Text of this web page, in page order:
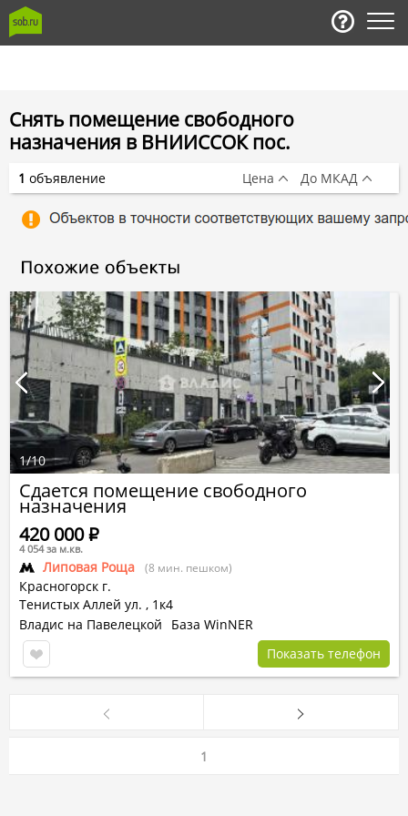
Снять помещение свободного
назначения в ВНИИССОК пос.
Сдается помещение свободного
назначения
Липовая Роща (8 мин. пешком)
Красногорск г.
Тенистых Аллей ул. , 1к4
420 000Р
4 054 за м.кв.
Владис на Павелецкой
База WinNER
Показать телефон
1/10
1 объявление Цена До МКАД
1